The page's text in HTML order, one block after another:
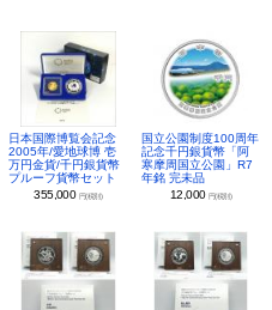
日本国際博覧会記念
2005年/愛地球博 壱
万円金貨/千円銀貨幣
プルーフ貨幣セット
355,000 円(税別)
国立公園制度100周年
記念千円銀貨幣「阿
寒摩周国立公園」R7
年銘 完未品
12,000 円(税別)